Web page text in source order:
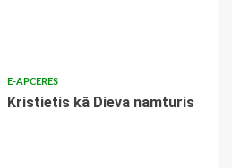
E-APCERES
Kristietis kā Dieva namturis